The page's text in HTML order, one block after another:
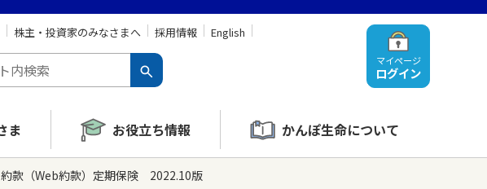
マイページ
ログイン
株主・投資家のみなさまへ 採用情報 English
ま お役立ち情報 かんぽ生命について
款（Web約款）定期保険 2022.10版